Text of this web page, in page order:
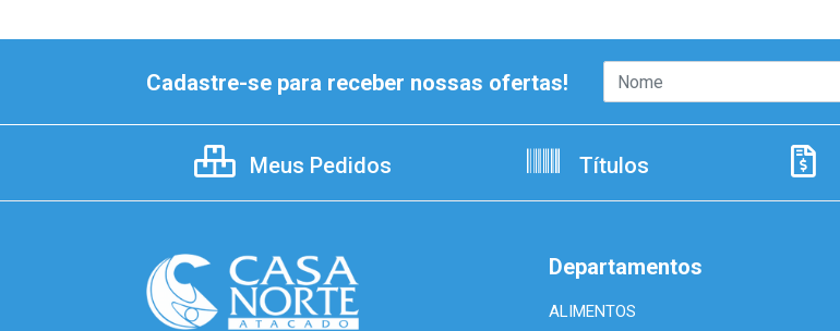
Cadastre-se para receber nossas ofertas!
Meus Pedidos Títulos
Departamentos
ALIMENTOS